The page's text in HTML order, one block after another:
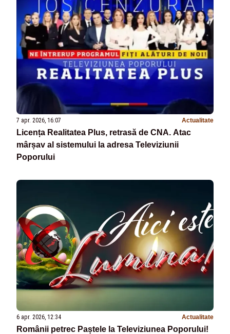
7 apr. 2026, 16:07 Actualitate
Licența Realitatea Plus, retrasă de CNA. Atac
mârșav al sistemului la adresa Televiziunii
Poporului
6 apr. 2026, 12:34 Actualitate
Românii petrec Paștele la Televiziunea Poporului!